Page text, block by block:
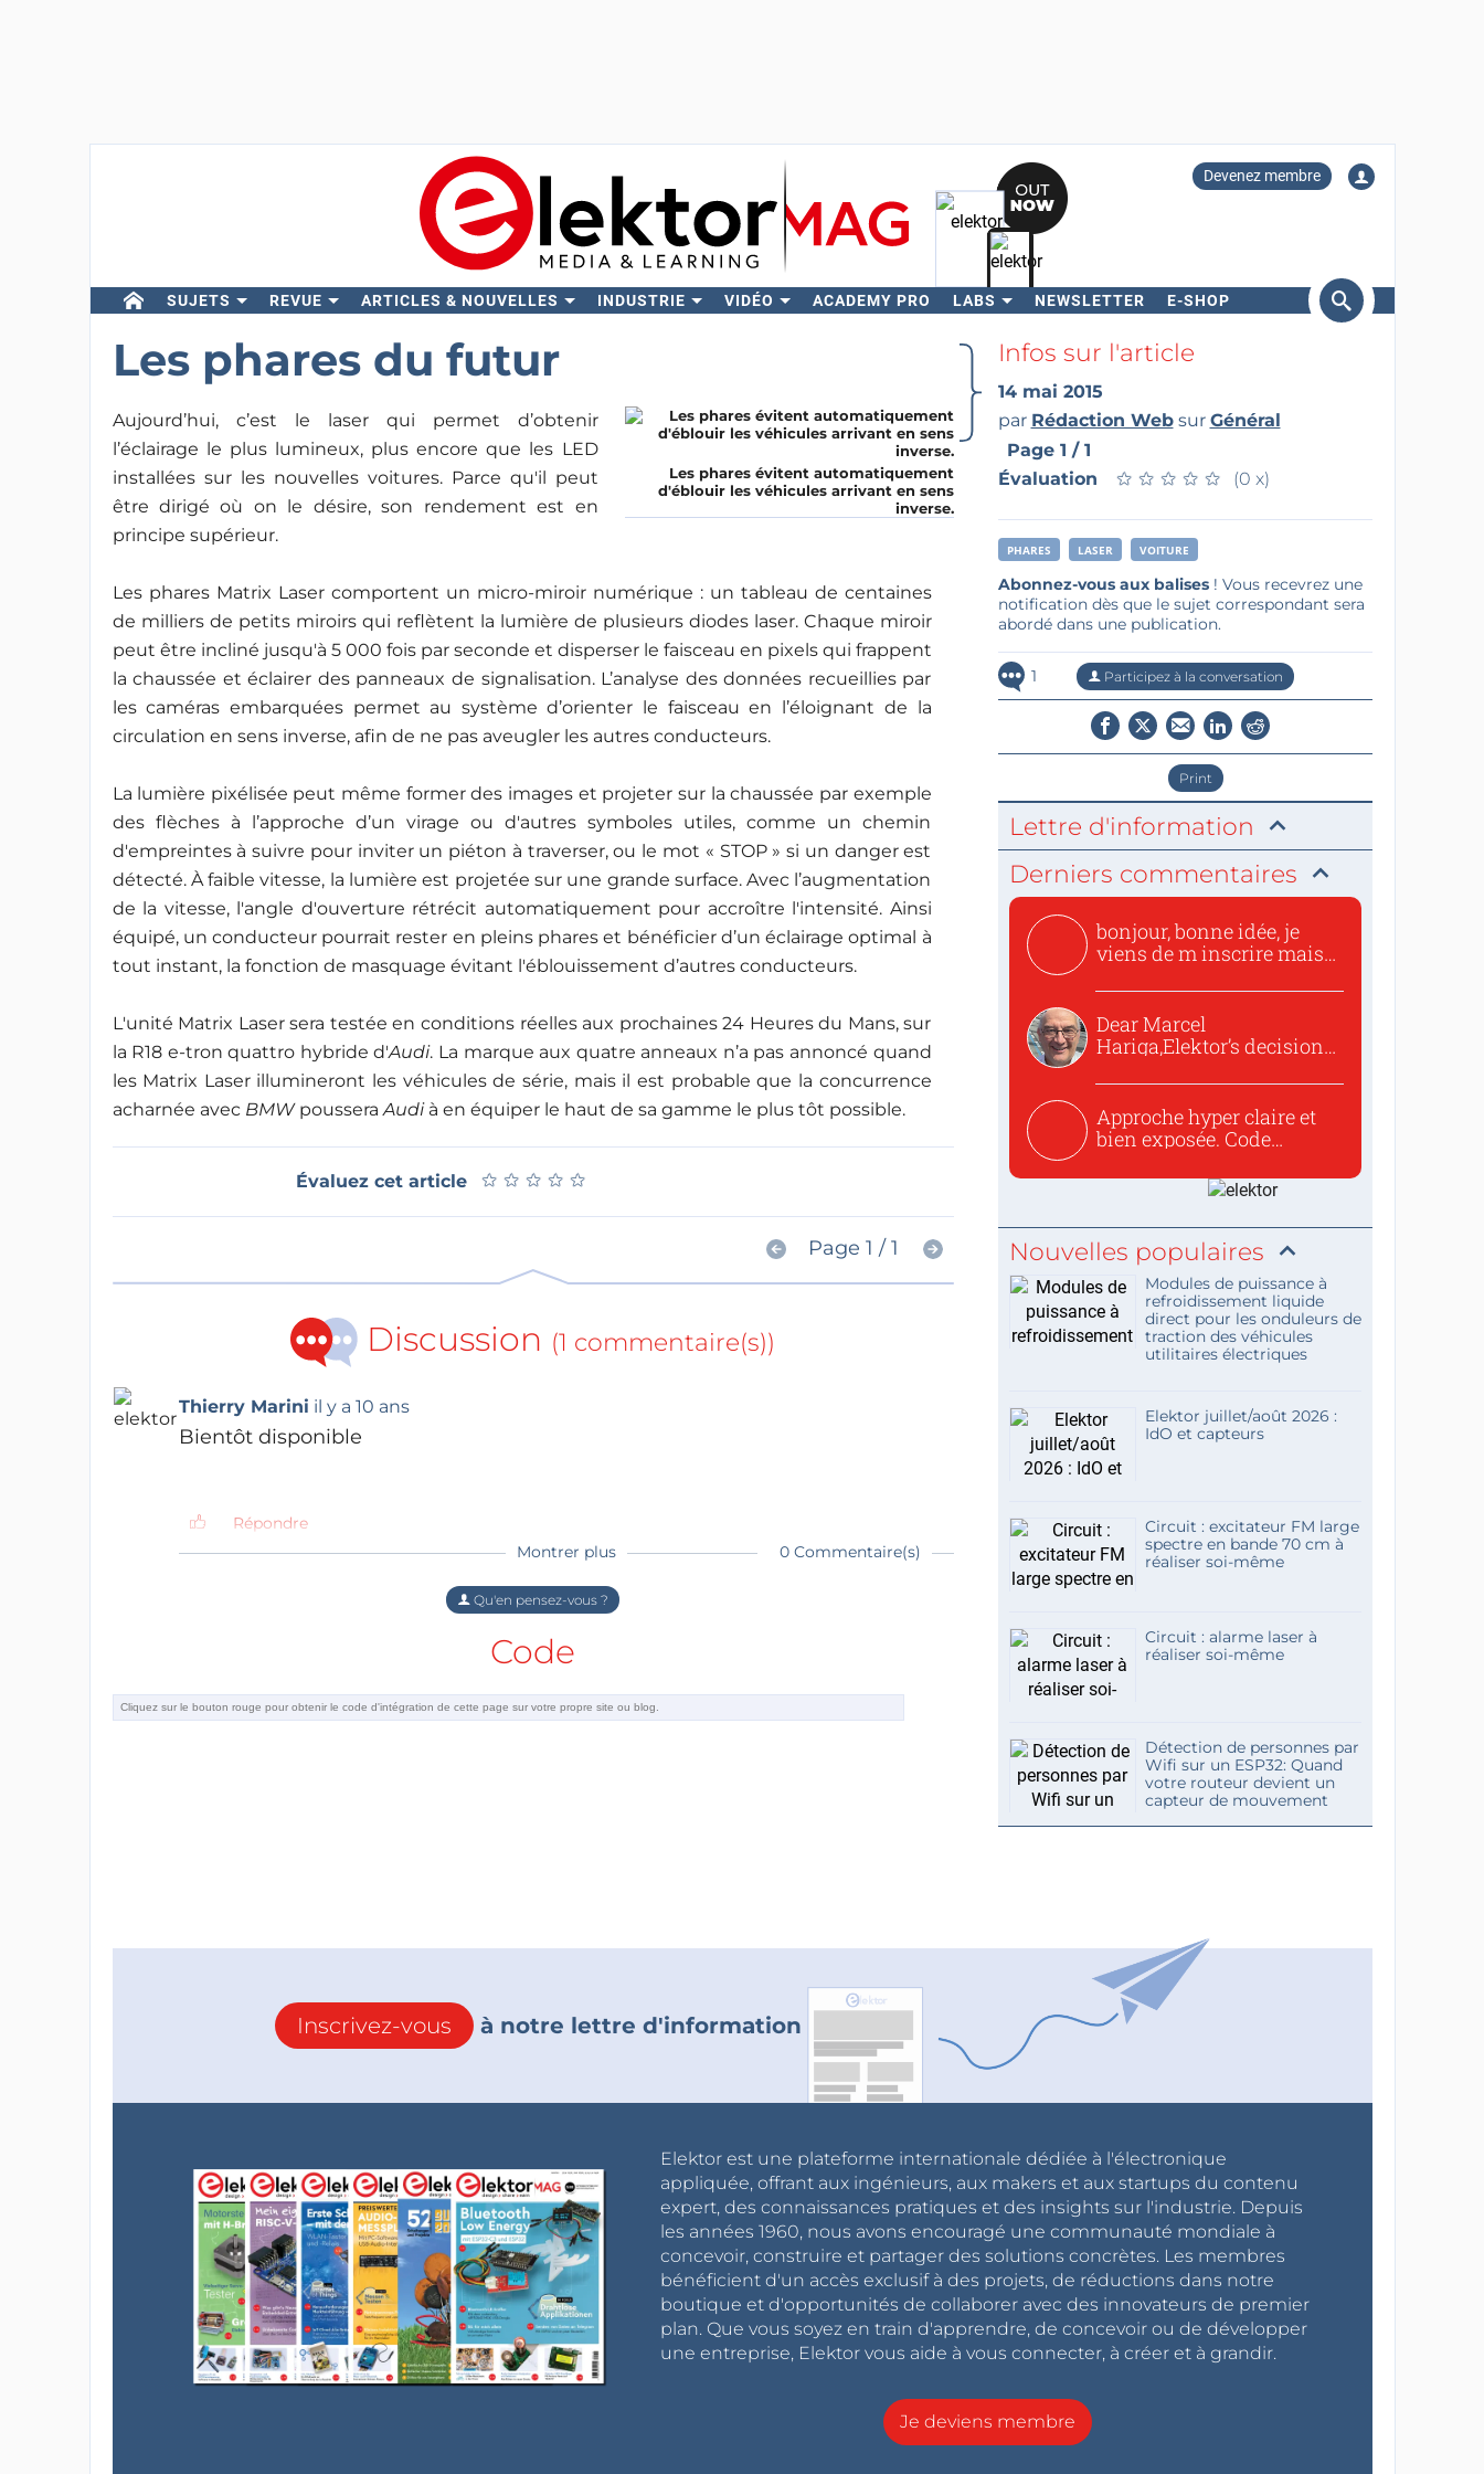
Devenez membre
SUJETS REVUE ARTICLES & NOUVELLES INDUSTRIE VIDÉO ACADEMY PRO LABS NEWSLETTER E-SHOP
Rechercher
Les phares du futur
Les phares évitent automatiquement
d'éblouir les véhicules arrivant en sens
inverse.
Aujourd’hui, c’est le laser qui permet d’obtenir
l’éclairage le plus lumineux, plus encore que les LED
installées sur les nouvelles voitures. Parce qu'il peut
être dirigé où on le désire, son rendement est en
principe supérieur.
Les phares Matrix Laser comportent un micro-miroir numérique : un tableau de centaines
de milliers de petits miroirs qui reflètent la lumière de plusieurs diodes laser. Chaque miroir
peut être incliné jusqu'à 5 000 fois par seconde et disperser le faisceau en pixels qui frappent
la chaussée et éclairer des panneaux de signalisation. L’analyse des données recueillies par
les caméras embarquées permet au système d’orienter le faisceau en l’éloignant de la
circulation en sens inverse, afin de ne pas aveugler les autres conducteurs.
La lumière pixélisée peut même former des images et projeter sur la chaussée par exemple
des flèches à l’approche d’un virage ou d'autres symboles utiles, comme un chemin
d'empreintes à suivre pour inviter un piéton à traverser, ou le mot « STOP » si un danger est
détecté. À faible vitesse, la lumière est projetée sur une grande surface. Avec l’augmentation
de la vitesse, l'angle d'ouverture rétrécit automatiquement pour accroître l'intensité. Ainsi
équipé, un conducteur pourrait rester en pleins phares et bénéficier d’un éclairage optimal à
tout instant, la fonction de masquage évitant l'éblouissement d’autres conducteurs.
L'unité Matrix Laser sera testée en conditions réelles aux prochaines 24 Heures du Mans, sur
la R18 e-tron quattro hybride d'Audi. La marque aux quatre anneaux n’a pas annoncé quand
les Matrix Laser illumineront les véhicules de série, mais il est probable que la concurrence
acharnée avec BMWpousseraAudià en équiper le haut de sa gamme le plus tôt possible.
Évaluez cet article ★ ★ ★ ★ ★
★ ★ ★ ★ ★
Page 1 / 1
Discussion (1 commentaire(s))
Thierry Marini il y a 10 ans
Bientôt disponible
Répondre
Montrer plus
0 Commentaire(s)
Qu'en pensez-vous ?
Code
Infos sur l'article
14 mai 2015
par Rédaction Websur Général
Page 1 / 1
Évaluation
★ ★ ★ ★ ★
★ ★ ★ ★ ★ (0 x)
PHARES LASER VOITURE
Abonnez-vous aux balises! Vous recevrez une
notification dès que le sujet correspondant sera
abordé dans une publication.
1 Participez à la conversation
Print
Lettre d'information
Derniers commentaires
bonjour, bonne idée, je
viens de m inscrire mais
Dear Marcel
Hariga,Elektor’s decision
Approche hyper claire et
bien exposée. Code
Nouvelles populaires
Modules de puissance à
refroidissement liquide
direct pour les onduleurs de
traction des véhicules
utilitaires électriques
Elektor juillet/août 2026 :
IdO et capteurs
Circuit : excitateur FM large
spectre en bande 70 cm à
réaliser soi-même
Circuit : alarme laser à
réaliser soi-même
Détection de personnes par
Wifi sur un ESP32: Quand
votre routeur devient un
capteur de mouvement
Inscrivez-vous à notre lettre d'information
Elektor est une plateforme internationale dédiée à l'électronique
appliquée, offrant aux ingénieurs, aux makers et aux startups du contenu
expert, des connaissances pratiques et des insights sur l'industrie. Depuis
les années 1960, nous avons encouragé une communauté mondiale à
concevoir, construire et partager des solutions concrètes. Les membres
bénéficient d'un accès exclusif à des projets, de réductions dans notre
boutique et d'opportunités de collaborer avec des innovateurs de premier
plan. Que vous soyez en train d'apprendre, de concevoir ou de développer
une entreprise, Elektor vous aide à vous connecter, à créer et à grandir.
Je deviens membre